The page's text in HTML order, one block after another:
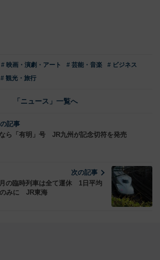
# 映画・演劇・アート # 芸能・音楽
# ビジネス
# 観光・旅行
「ニュース」一覧へ
記事
ら「有明」号 JR九州が記念切符を発売
次の記事
の臨時列車は全て運休 1日平均
のみに JR東海